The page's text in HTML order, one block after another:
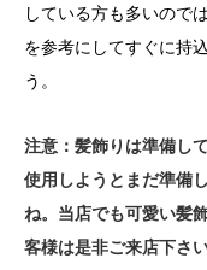
している方も多いので
を参考にしてすぐに持
う。
注意：髪飾りは準備し
使用しようとまだ準備
ね。当店でも可愛い髪
客様は是非ご来店下さ